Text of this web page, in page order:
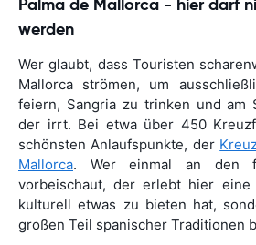
werden
Wer glaubt, dass Touristen
Mallorca strömen, um
feiern, Sangria zu trinken und am
der irrt. Bei etwa über 450
schönsten Anlaufspunkte, der
Mallorca. Wer einmal an den
vorbeischaut, der erlebt hier
kulturell etwas zu bieten hat,
großen Teil spanischer Traditionen